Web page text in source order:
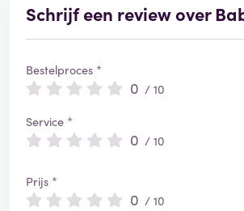
Schrijf een review over
Bestelproces *
0 / 10
Service *
0 / 10
Prijs *
0 / 10